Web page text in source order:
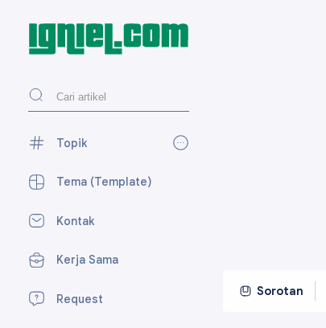
Topik
AdSense
Media Sosial
Tema (Template)
Kontak
Kerja Sama
Request
Sorotan